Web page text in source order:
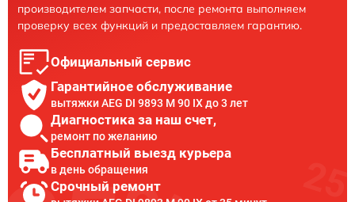
производителем запчасти, после ремонта выполняем
проверку всех функций и предоставляем гарантию.
Официальный сервис
Гарантийное обслуживание
вытяжки AEG DI 9893 M 90 IX до 3 лет
Диагностика за наш счет,
ремонт по желанию
Бесплатный выезд курьера
в день обращения
Срочный ремонт